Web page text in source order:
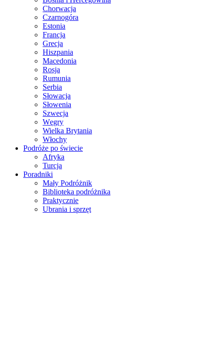
Chorwacja
Czarnogóra
Estonia
Francja
Grecja
Hiszpania
Macedonia
Rosja
Rumunia
Serbia
Słowacja
Słowenia
Szwecja
Węgry
Wielka Brytania
Włochy
Podróże po świecie
Afryka
Turcja
Poradniki
Mały Podróżnik
Biblioteka podróżnika
Praktycznie
Ubrania i sprzęt